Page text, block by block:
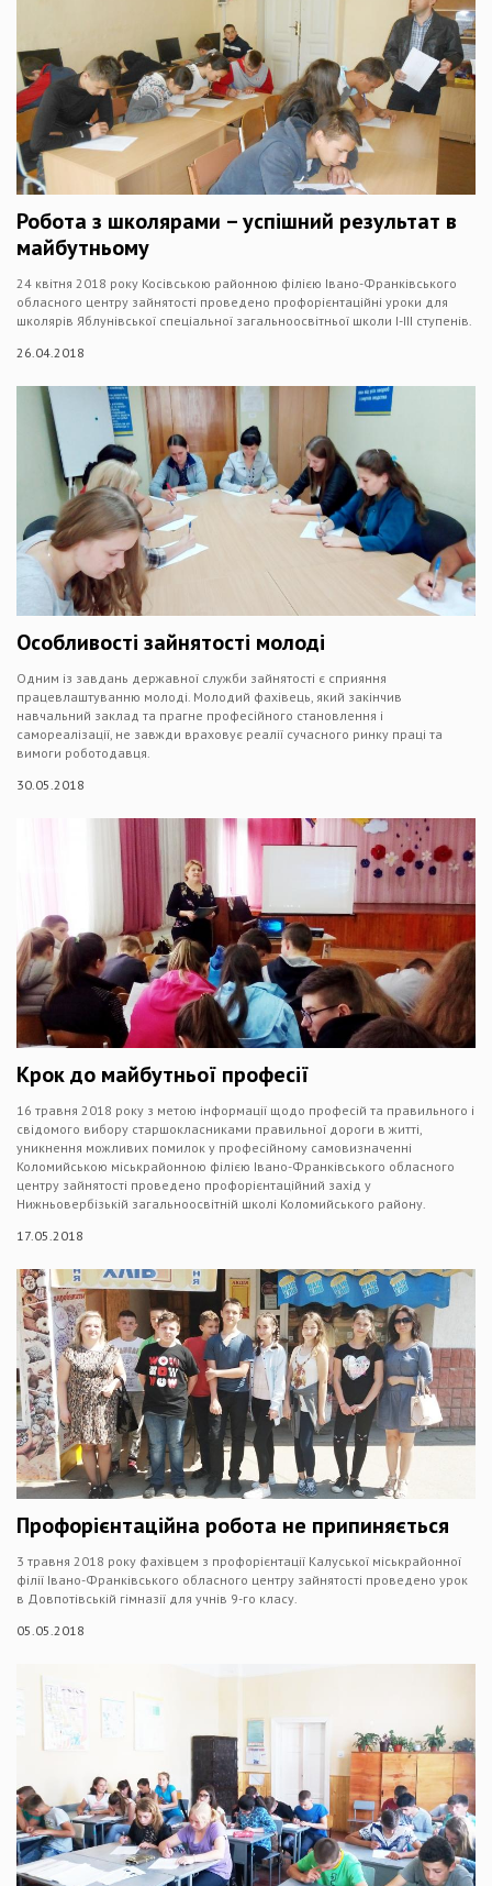
Робота з школярами – успішний результат в
майбутньому
24 квітня 2018 року Косівською районною філією Івано-Франківського
обласного центру зайнятості проведено профорієнтаційні уроки для
школярів Яблунівської спеціальної загальноосвітньої школи І-ІІІ ступенів.
26.04.2018
Особливості зайнятості молоді
Одним із завдань державної служби зайнятості є сприяння
працевлаштуванню молоді. Молодий фахівець, який закінчив
навчальний заклад та прагне професійного становлення і
самореалізації, не завжди враховує реалії сучасного ринку праці та
вимоги роботодавця.
30.05.2018
Крок до майбутньої професії
16 травня 2018 року з метою інформації щодо професій та правильного і
свідомого вибору старшокласниками правильної дороги в житті,
уникнення можливих помилок у професійному самовизначенні
Коломийською міськрайонною філією Івано-Франківського обласного
центру зайнятості проведено профорієнтаційний захід у
Нижньовербізькій загальноосвітній школі Коломийського району.
17.05.2018
Профорієнтаційна робота не припиняється
3 травня 2018 року фахівцем з профорієнтації Калуської міськрайонної
філії Івано-Франківського обласного центру зайнятості проведено урок
в Довпотівській гімназії для учнів 9-го класу.
05.05.2018